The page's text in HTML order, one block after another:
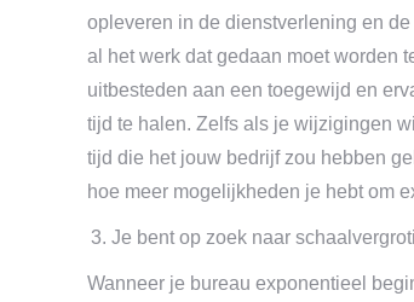
opleveren in de dienstverlening en
al het werk dat gedaan moet worden
uitbesteden aan een toegewijd en
tijd te halen. Zelfs als je wijzigingen
tijd die het jouw bedrijf zou hebben
hoe meer mogelijkheden je hebt om
Je bent op zoek naar
Wanneer je bureau exponentieel